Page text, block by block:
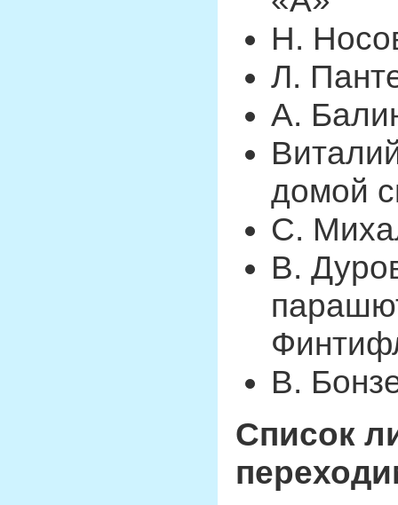
Н.
Л.
А.
домой
С.
В.
В.
Список